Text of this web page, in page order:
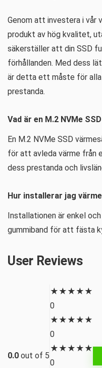
Genom att investera i vår
produkt av hög kvalitet,
säkerställer att din SSD
förhållanden. Med dess
är detta ett måste för alla
prestanda.
Vad är en M.2 NVMe
En M.2 NVMe SSD
för att avleda värme från
dess prestanda och
Hur installerar jag
Installationen är enkel
gummiband för att fästa
User Reviews
0.0 out of 5
★ ★ ★ ★ ★
0
★ ★ ★ ★ ★
0
★ ★ ★ ★ ★
0